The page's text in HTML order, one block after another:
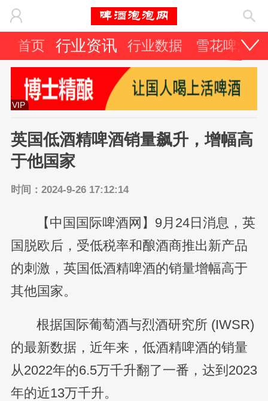
首页 行业资讯 行业数据 雪花啤酒
VIP
英国低酒精啤酒销量飙升，增幅高
于他国家
时间：2024-9-26 17:12:14
【中国国际啤酒网】9月24日消息，英
国脱欧后，受低税率和酿酒商推出新产品
的刺激，英国低酒精啤酒的销量增幅高于
其他国家。
根据国际葡萄酒与烈酒研究所 (IWSR)
的最新数据，近年来，低酒精啤酒的销量
从2022年的6.5万千升翻了一番，达到2023
年的近13万千升。